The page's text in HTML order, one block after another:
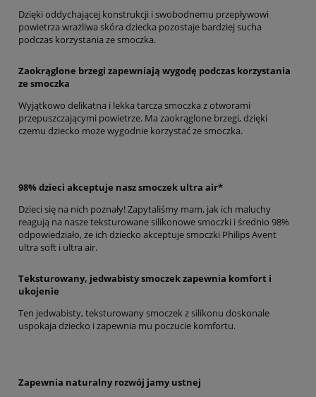
Dzięki oddychającej konstrukcji i swobodnemu przepływowi
powietrza wrażliwa skóra dziecka pozostaje bardziej sucha
podczas korzystania ze smoczka.
Zaokrąglone brzegi zapewniają wygodę podczas korzystania
ze smoczka
Wyjątkowo delikatna i lekka tarcza smoczka z otworami
przepuszczającymi powietrze. Ma zaokrąglone brzegi, dzięki
czemu dziecko może wygodnie korzystać ze smoczka.
98% dzieci akceptuje nasz smoczek ultra air*
Dzieci się na nich poznały! Zapytaliśmy mam, jak ich maluchy
reagują na nasze teksturowane silikonowe smoczki i średnio 98%
odpowiedziało, że ich dziecko akceptuje smoczki Philips Avent
ultra soft i ultra air.
Teksturowany, jedwabisty smoczek zapewnia komfort i
ukojenie
Ten jedwabisty, teksturowany smoczek z silikonu doskonale
uspokaja dziecko i zapewnia mu poczucie komfortu.
Zapewnia naturalny rozwój jamy ustnej